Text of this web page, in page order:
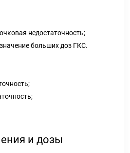
недостаточность;
больших доз ГКС.
и дозы